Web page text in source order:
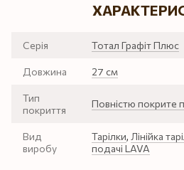
Серія Тотал Графіт Плюс
Довжина 27 см
Тип
покриття
Повністю покрите
Вид
виробу
Тарілки, Лінійка
подачі LAVA